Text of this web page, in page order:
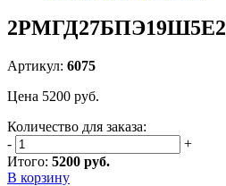
2РМГД27БПЭ19Ш5Е2
Артикул: 6075
Цена 5200 руб.
Количество для заказа:
-
+
Итого: 5200 руб.
В корзину